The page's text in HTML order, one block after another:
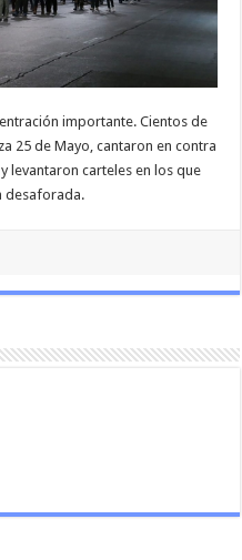
importante. Cientos de
25 de Mayo, cantaron en contra
levantaron carteles en los que
desaforada.